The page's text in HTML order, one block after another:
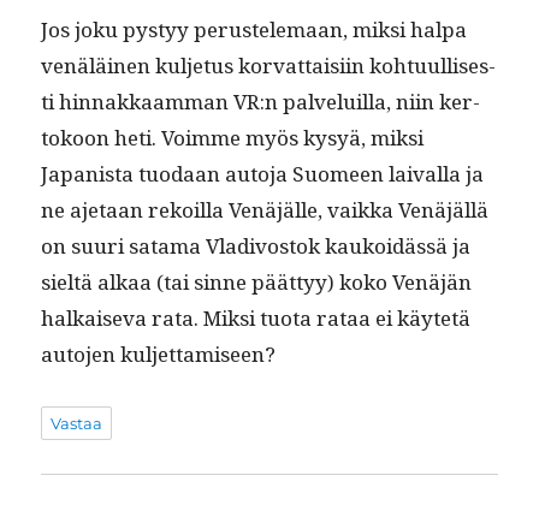
Jos joku pystyy perustele­maan, mik­si hal­pa
venäläi­nen kul­je­tus kor­vat­taisi­in kohtu­ullis­es­
ti hin­nakkaam­man VR:n palveluil­la, niin ker­
tokoon heti. Voimme myös kysyä, mik­si
Japanista tuo­daan auto­ja Suomeen laival­la ja
ne aje­taan rekoil­la Venäjälle, vaik­ka Venäjäl­lä
on suuri sata­ma Vladi­vos­tok kaukoidässä ja
sieltä alkaa (tai sinne päät­tyy) koko Venäjän
halkai­se­va rata. Mik­si tuo­ta rataa ei käytetä
auto­jen kuljettamiseen?
Vastaa